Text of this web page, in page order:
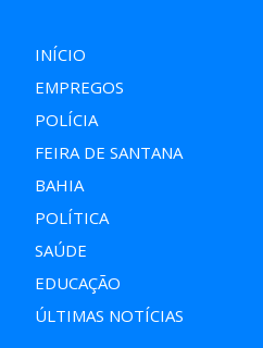
INÍCIO
EMPREGOS
POLÍCIA
FEIRA DE SANTANA
BAHIA
POLÍTICA
SAÚDE
EDUCAÇÃO
ÚLTIMAS NOTÍCIAS